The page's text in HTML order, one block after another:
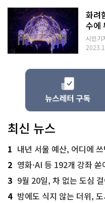
화려
수에
시민기
최신 뉴스
1 내년 서울 예산, 어디에
2 영화·AI 등 192개 강좌
3 9월 20일, 차 없는 도심 걸어
4 밤에도 식지 않는 더위,